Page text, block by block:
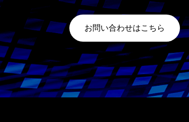
お問い合わせはこちら